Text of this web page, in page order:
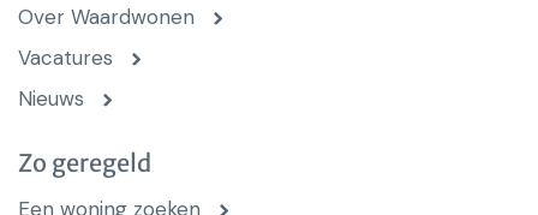
Over Waardwonen
Vacatures
Nieuws
Zo geregeld
Een woning zoeken